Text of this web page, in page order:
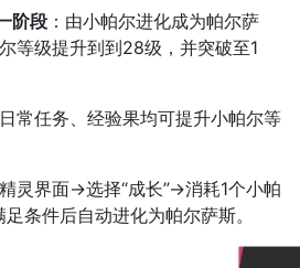
阶段 ：由小帕尔进化成为帕尔萨
等级提升到到28级，并突破至1
任务、经验果均可提升小帕尔等
界面→选择“成长”→消耗1个小帕
条件后自动进化为帕尔萨斯。